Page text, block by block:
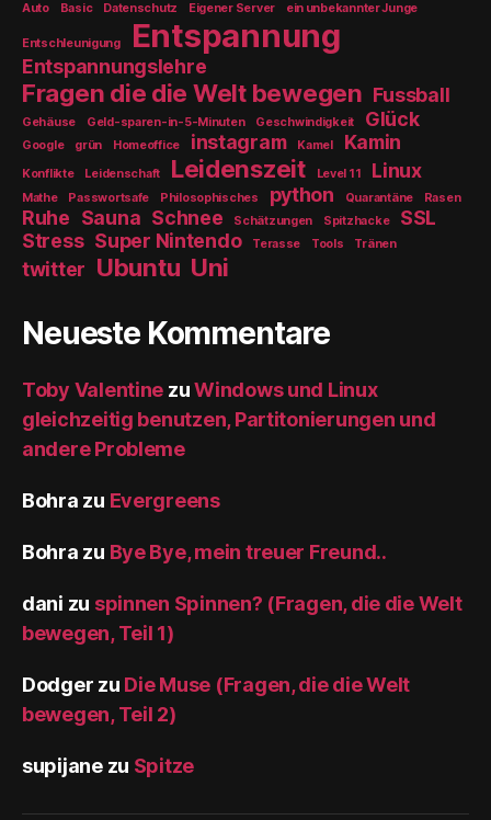
Auto Basic Datenschutz Eigener Server ein unbekannter Junge
Entschleunigung Entspannung
Entspannungslehre
Fragen die die Welt bewegen Fussball
Gehäuse Geld-sparen-in-5-Minuten Geschwindigkeit Glück
Google grün Homeoffice instagram Kamel Kamin
Konflikte Leidenschaft Leidenszeit Level 11 Linux
Mathe Passwortsafe Philosophisches python Quarantäne Rasen
Ruhe Sauna Schnee Schätzungen Spitzhacke
SSL
Stress Super Nintendo Terasse Tools Tränen
twitter Ubuntu Uni
Neueste Kommentare
Toby Valentine zuWindows und Linux
gleichzeitig benutzen, Partitonierungen und
andere Probleme
Bohra zu Evergreens
Bohra zu Bye Bye, mein treuer Freund..
dani zu spinnen Spinnen? (Fragen, die die Welt
bewegen, Teil 1)
Dodger zu Die Muse (Fragen, die die Welt
bewegen, Teil 2)
supijanezu Spitze